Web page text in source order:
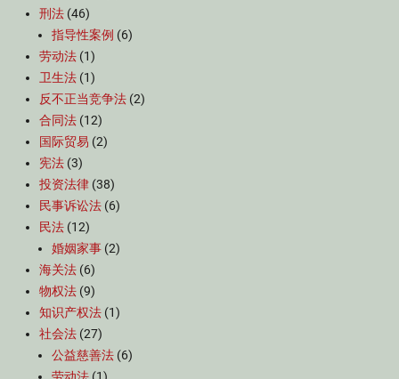
刑法 (46)
指导性案例 (6)
劳动法 (1)
卫生法 (1)
反不正当竞争法 (2)
合同法 (12)
国际贸易 (2)
宪法 (3)
投资法律 (38)
民事诉讼法 (6)
民法 (12)
婚姻家事 (2)
海关法 (6)
物权法 (9)
知识产权法 (1)
社会法 (27)
公益慈善法 (6)